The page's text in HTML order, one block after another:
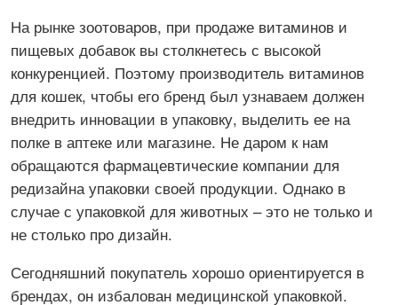
На рынке зоотоваров, при продаже витаминов и
пищевых добавок вы столкнетесь с высокой
конкуренцией. Поэтому производитель витаминов
для кошек, чтобы его бренд был узнаваем должен
внедрить инновации в упаковку, выделить ее на
полке в аптеке или магазине. Не даром к нам
обращаются фармацевтические компании для
редизайна упаковки своей продукции. Однако в
случае с упаковкой для животных – это не только и
не столько про дизайн.
Сегодняшний покупатель хорошо ориентируется в
брендах, он избалован медицинской упаковкой.